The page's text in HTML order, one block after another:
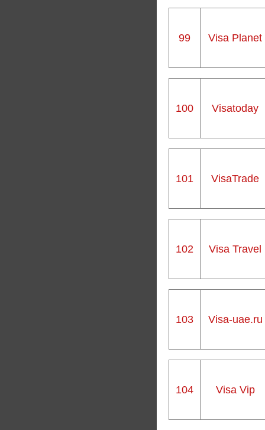
99 Visa Planet
100 Visatoday
101 VisaTrade
102 Visa Travel​
103 Visa-uae.ru
104 Visa Vip